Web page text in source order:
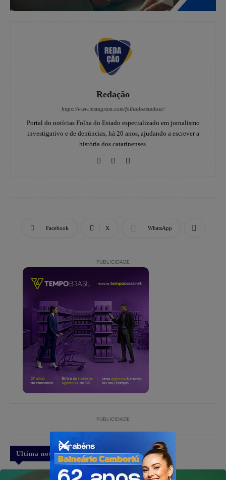
Redação
https://www.instagram.com/folhadoestadosc/
Portal do notícias Folha do Estado especializado em jornalismo
investigativo e de denúncias, há 20 anos, ajudando a escrever a
história dos catarinenses.
Facebook X WhatsApp
PUBLICIDADE
PUBLICIDADE
Ultima notícia